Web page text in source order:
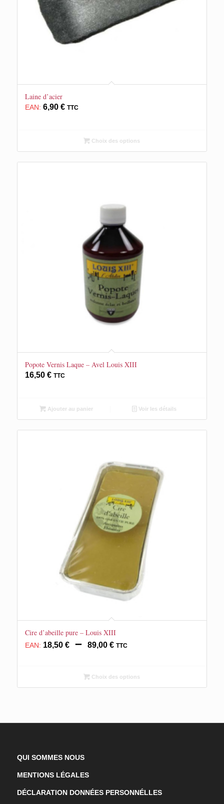
Laine d’acier
EAN: 6,90 € TTC
Choix des options
Popote Vernis Laque – Avel Louis XIII
16,50 € TTC
Ajouter au panier Voir les détails
Cire d’abeille pure – Louis XIII
EAN: 18,50 € – 89,00 €Plage
18,50 €
à
TTC
Choix des options
QUI SOMMES NOUS
MENTIONS LÉGALES
DÉCLARATION DONNÉES PERSONNÉLLES